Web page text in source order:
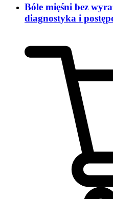
Bóle mięśni bez
diagnostyka i